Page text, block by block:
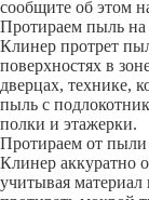
сообщите об этом
Протираем пыль на
Клинер протрет
поверхностях в
дверцах, технике,
пыль с
полки и этажерки.
Протираем от
Клинер аккуратно
учитывая